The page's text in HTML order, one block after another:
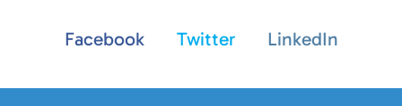
Facebook Twitter LinkedIn